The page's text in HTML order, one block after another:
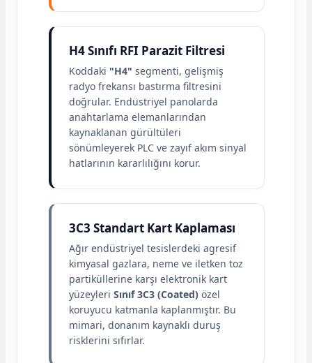
H4 Sınıfı RFI Parazit Filtresi
Koddaki "H4" segmenti, gelişmiş
radyo frekansı bastırma filtresini
doğrular. Endüstriyel panolarda
anahtarlama elemanlarından
kaynaklanan gürültüleri
sönümleyerek PLC ve zayıf akım sinyal
hatlarının kararlılığını korur.
3C3 Standart Kart Kaplaması
Ağır endüstriyel tesislerdeki agresif
kimyasal gazlara, neme ve iletken toz
partiküllerine karşı elektronik kart
yüzeyleri Sınıf 3C3 (Coated) özel
koruyucu katmanla kaplanmıştır. Bu
mimari, donanım kaynaklı duruş
risklerini sıfırlar.